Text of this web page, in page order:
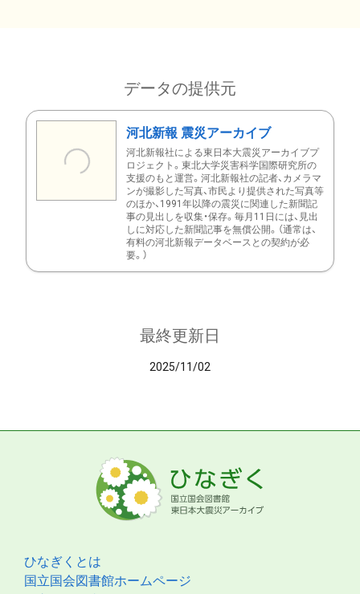
データの提供元
河北新報 震災アーカイブ
河北新報社による東日本大震災アーカイブプ
ロジェクト。東北大学災害科学国際研究所の
支援のもと運営。河北新報社の記者、カメラマ
ンが撮影した写真、市民より提供された写真等
のほか、1991年以降の震災に関連した新聞記
事の見出しを収集・保存。毎月11日には、見出
しに対応した新聞記事を無償公開。（通常は、
有料の河北新報データベースとの契約が必
要。）
最終更新日
2025/11/02
ひなぎくとは
国立国会図書館ホームページ